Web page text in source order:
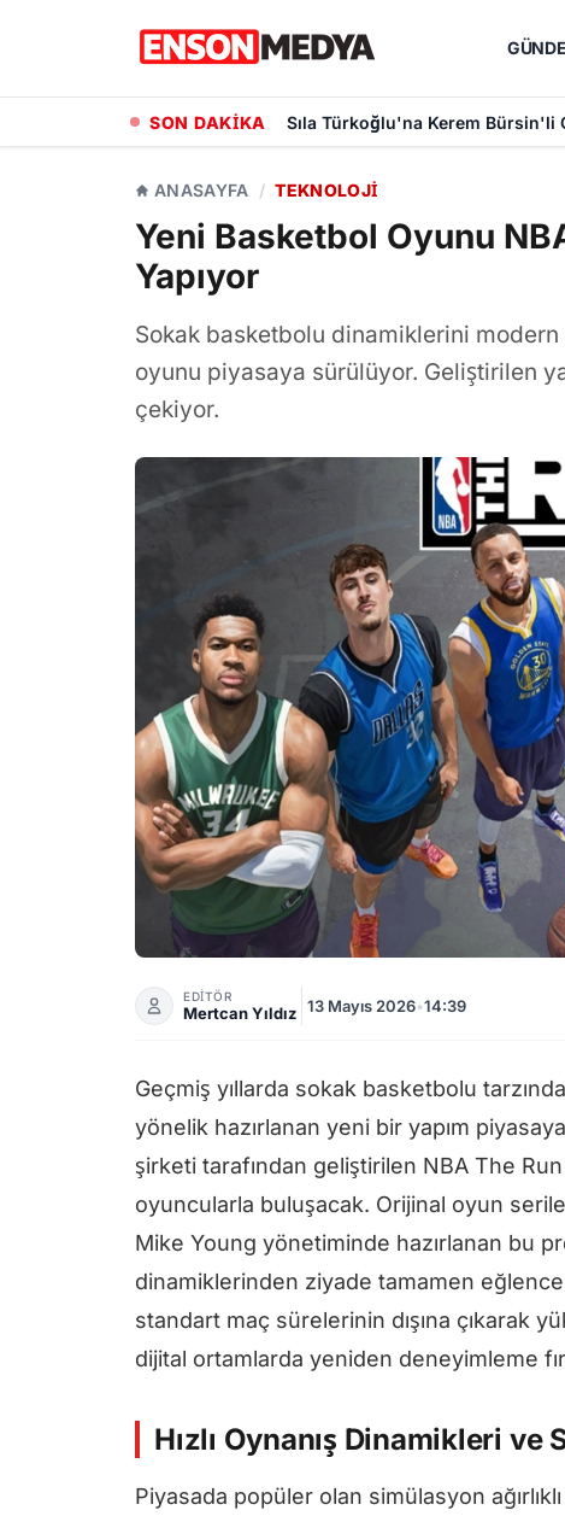
SON DAKİKA Kayseri Büyükşehir Belediyesi,
ANASAYFA / TEKNOLOJI
Yeni Basketbol Oyunu
Yapıyor
Sokak basketbolu dinamiklerini
oyunu piyasaya sürülüyor. Geliştirilen
çekiyor.
EDİTÖR
Mertcan Yıldız 13 Mayıs 2026•14:39
Geçmiş yıllarda sokak basketbolu
yönelik hazırlanan yeni bir yapım
şirketi tarafından geliştirilen NBA The
oyuncularla buluşacak. Orijinal oyun
Mike Young yönetiminde hazırlanan bu
dinamiklerinden ziyade tamamen
standart maç sürelerinin dışına çıkarak
dijital ortamlarda yeniden deneyimleme
Hızlı Oynanış Dinamikleri ve
Piyasada popüler olan simülasyon